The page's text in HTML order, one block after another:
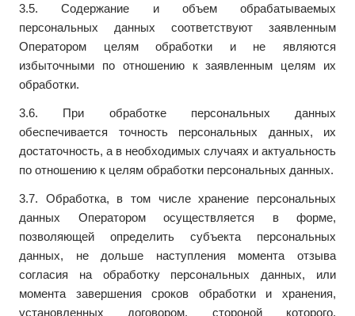
3.5. Содержание и объем обрабатываемых
персональных данных соответствуют заявленным
Оператором целям обработки и не являются
избыточными по отношению к заявленным целям их
обработки.
3.6. При обработке персональных данных
обеспечивается точность персональных данных, их
достаточность, а в необходимых случаях и актуальность
по отношению к целям обработки персональных данных.
3.7. Обработка, в том числе хранение персональных
данных Оператором осуществляется в форме,
позволяющей определить субъекта персональных
данных, не дольше наступления момента отзыва
согласия на обработку персональных данных, или
момента завершения сроков обработки и хранения,
установленных договором, стороной которого,